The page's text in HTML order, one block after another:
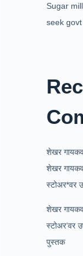
Sugar
seek
शेखर
शेखर
स्टोअर*वर
शेखर
स्टोअर’वर
पुस्तक